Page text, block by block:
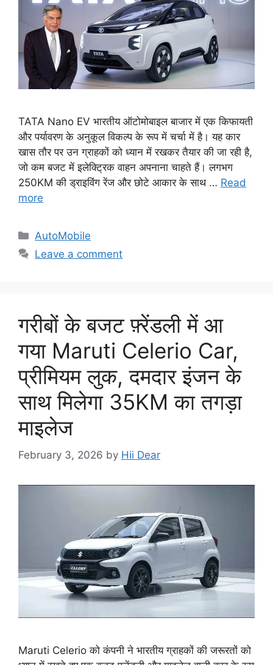
TATA Nano EV भारतीय ऑटोमोबाइल बाजार में एक किफायती
और पर्यावरण के अनुकूल विकल्प के रूप में चर्चा में है। यह कार
खास तौर पर उन ग्राहकों को ध्यान में रखकर तैयार की जा रही है,
जो कम बजट में इलेक्ट्रिक वाहन अपनाना चाहते हैं। लगभग
250KM की ड्राइविंग रेंज और छोटे आकार के साथ … Read
more
Categories
AutoMobile
Leave a comment
गरीबों के बजट फ़्रेंडली में आ
गया Maruti Celerio Car,
प्रीमियम लुक, दमदार इंजन के
साथ मिलेगा 35KM का तगड़ा
माइलेज
February 3, 2026 by Hii Dear
Maruti Celerio को कंपनी ने भारतीय ग्राहकों की जरूरतों को